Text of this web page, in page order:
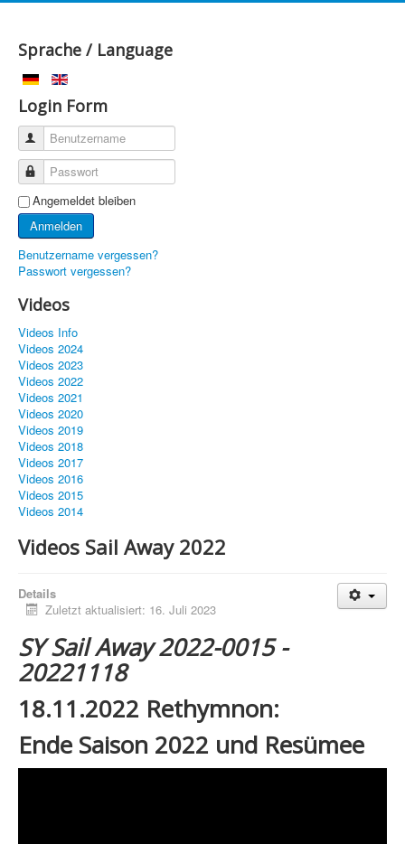
Sprache / Language
Login Form
Benutzername
Passwort
Angemeldet bleiben
Anmelden
Benutzername vergessen?
Passwort vergessen?
Videos
Videos Info
Videos 2024
Videos 2023
Videos 2022
Videos 2021
Videos 2020
Videos 2019
Videos 2018
Videos 2017
Videos 2016
Videos 2015
Videos 2014
Videos Sail Away 2022
Details
Zuletzt aktualisiert: 16. Juli 2023
SY Sail Away 2022-0015 -
20221118
18.11.2022 Rethymnon:
Ende Saison 2022 und Resümee